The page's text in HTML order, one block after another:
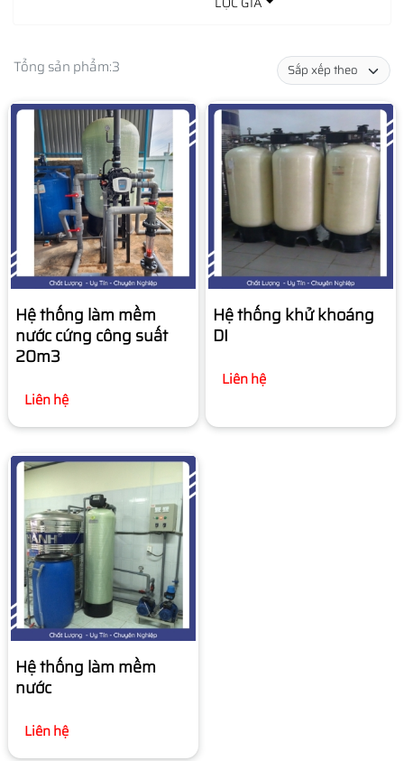
Tổng sản phẩm:3
Hệ thống làm mềm
nước cứng công suất
20m3
Liên hệ
Hệ thống khử khoáng
DI
Liên hệ
Hệ thống làm mềm
nước
Liên hệ